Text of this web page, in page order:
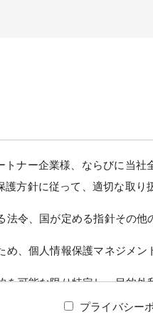
ナー企業様、ならびに当
方針に従って、適切な取り
令、国が定める指針その他
、個人情報保護マネジメ
を可能な限り特定し、目的
プライバシー